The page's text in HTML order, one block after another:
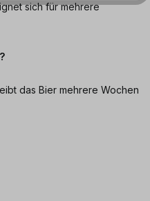
sich für mehrere
das Bier mehrere Wochen